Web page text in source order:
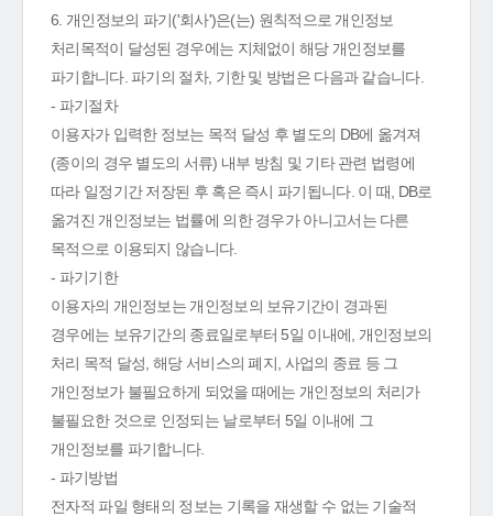
6. 개인정보의 파기('회사')은(는) 원칙적으로 개인정보
처리목적이 달성된 경우에는 지체없이 해당 개인정보를
파기합니다. 파기의 절차, 기한 및 방법은 다음과 같습니다.
- 파기절차
이용자가 입력한 정보는 목적 달성 후 별도의 DB에 옮겨져
(종이의 경우 별도의 서류) 내부 방침 및 기타 관련 법령에
따라 일정기간 저장된 후 혹은 즉시 파기됩니다. 이 때, DB로
옮겨진 개인정보는 법률에 의한 경우가 아니고서는 다른
목적으로 이용되지 않습니다.
- 파기기한
이용자의 개인정보는 개인정보의 보유기간이 경과된
경우에는 보유기간의 종료일로부터 5일 이내에, 개인정보의
처리 목적 달성, 해당 서비스의 폐지, 사업의 종료 등 그
개인정보가 불필요하게 되었을 때에는 개인정보의 처리가
불필요한 것으로 인정되는 날로부터 5일 이내에 그
개인정보를 파기합니다.
- 파기방법
전자적 파일 형태의 정보는 기록을 재생할 수 없는 기술적